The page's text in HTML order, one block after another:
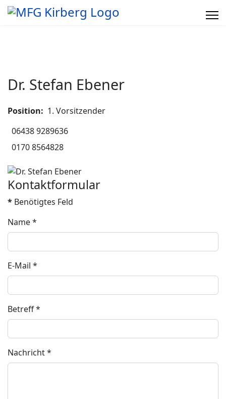
Dr. Stefan Ebener
Position: 1. Vorsitzender
Telefon
06438 9289636
Mobil
0170 8564828
Kontaktformular
* Benötigtes Feld
Name*
E-Mail *
Betreff*
Nachricht*